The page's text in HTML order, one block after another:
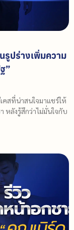
รูปร่างเพิ่มความ
”
สที่น่าสนใจมาแชร์ให้
หลังรู้สึกว่าไม่มั่นใจกับ